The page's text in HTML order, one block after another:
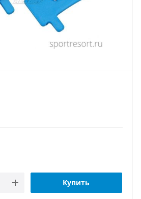
Купить